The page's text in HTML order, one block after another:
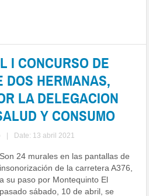
I CONCURSO DE
DOS HERMANAS,
LA DELEGACION
Y CONSUMO
Date: 13 abril 2021
Son 24 murales en las pantallas de
insonorización de la carretera A376,
a su paso por Montequinto El
pasado sábado, 10 de abril, se